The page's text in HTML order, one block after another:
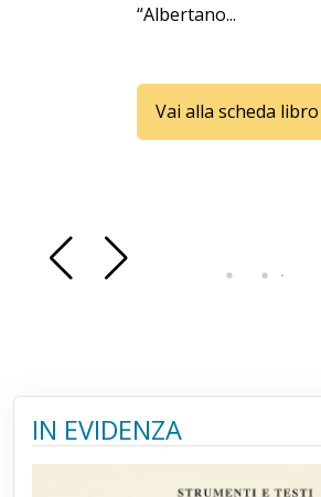
“Albertano...
Vai alla scheda libro
IN EVIDENZA